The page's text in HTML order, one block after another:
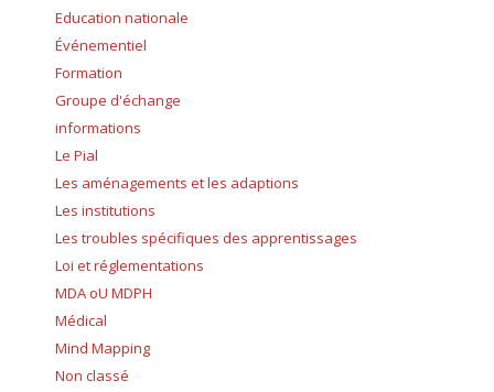
Education nationale
Événementiel
Formation
Groupe d'échange
informations
Le Pial
Les aménagements et les adaptions
Les institutions
Les troubles spécifiques des apprentissages
Loi et réglementations
MDA oU MDPH
Médical
Mind Mapping
Non classé